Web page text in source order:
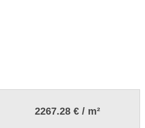
2267.28 € / m²